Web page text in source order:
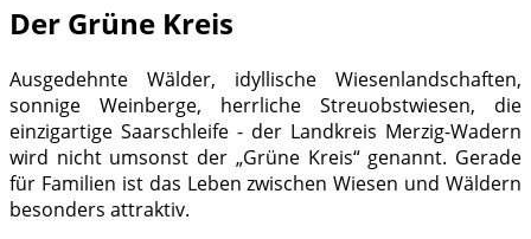
Der Grüne Kreis
Ausgedehnte Wälder, idyllische Wiesenlandschaften,
sonnige Weinberge, herrliche Streuobstwiesen, die
einzigartige Saarschleife - der Landkreis Merzig-Wadern
wird nicht umsonst der „Grüne Kreis“ genannt. Gerade
für Familien ist das Leben zwischen Wiesen und Wäldern
besonders attraktiv.